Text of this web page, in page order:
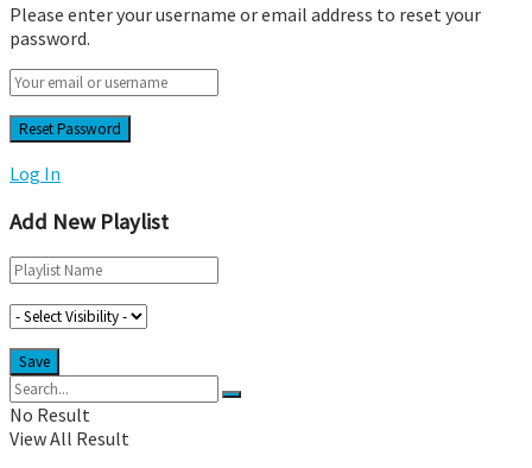
Please enter your username or email address to reset your
password.
Log In
Add New Playlist
No Result
View All Result